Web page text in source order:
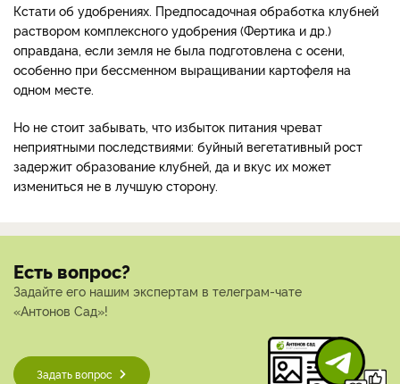
Кстати об удобрениях. Предпосадочная обработка клубней
раствором комплексного удобрения (Фертика и др.)
оправдана, если земля не была подготовлена с осени,
особенно при бессменном выращивании картофеля на
одном месте.
Но не стоит забывать, что избыток питания чреват
неприятными последствиями: буйный вегетативный рост
задержит образование клубней, да и вкус их может
измениться не в лучшую сторону.
Есть вопрос?
Задайте его нашим экспертам в телеграм-чате
«Антонов Сад»!
Задать вопрос